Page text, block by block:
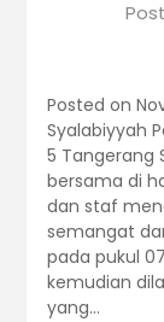
Posted on
Syalabiyyah
5 Tangerang
bersama di
dan staf
semangat
pada pukul
kemudian
yang…